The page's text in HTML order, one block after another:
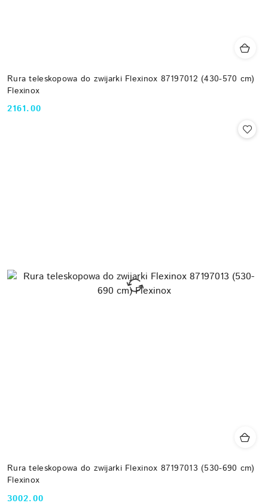
Rura teleskopowa do zwijarki Flexinox 87197012 (430-570 cm)
Flexinox
Cena:
2161.00
Rura teleskopowa do zwijarki Flexinox 87197013 (530-690 cm)
Flexinox
3002.00